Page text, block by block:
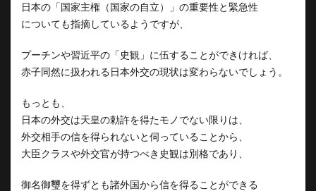
日本の「国家主権（国家の自立）」の重要性と緊急性
についても指摘しているようですが、
プーチンや習近平の「史観」に伍することができければ、
赤子同然に扱われる日本外交の現状は変わらないでしょう。
もっとも、
日本の外交は天皇の勅許を得たモノでない限りは、
外交相手の信を得られないと伺っていることから、
大臣クラスや外交官が持つべき史観は別格であり、
御名御璽を得ずとも諸外国から信を得ることができる